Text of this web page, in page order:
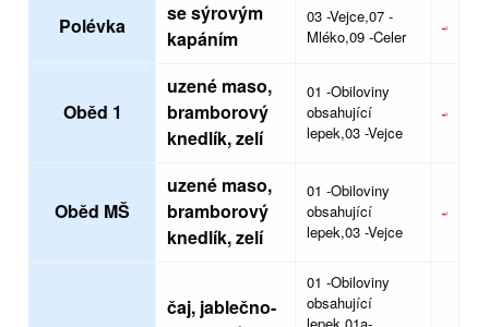
Polévka
se sýrovým
kapáním
03 -Vejce,07 -
Mléko,09 -Celer
Oběd 1
uzené maso,
bramborový
knedlík, zelí
01 -Obiloviny
obsahující
lepek,03 -Vejce
Oběd MŠ
uzené maso,
bramborový
knedlík, zelí
01 -Obiloviny
obsahující
lepek,03 -Vejce
čaj, jablečno-
01 -Obiloviny
obsahující